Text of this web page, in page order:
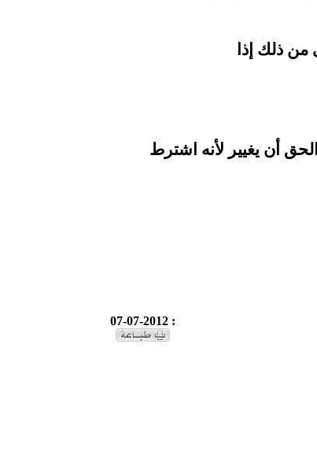
من ذلك إذا
أن يغيير لأنه اشترط
: 07-07-2012